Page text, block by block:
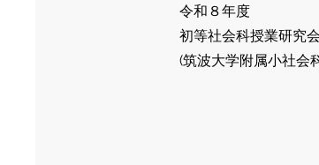
令和８年度
初等社会科授業研究会
(筑波大学附属小社会